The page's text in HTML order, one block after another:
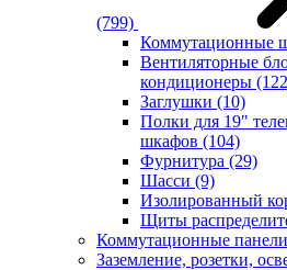
(799)
Коммутационные
Вентиляторные
кондиционеры
Заглушки (10)
Полки для 19"
шкафов (104)
Фурнитура (29)
Шасси (9)
Изолированный
Щиты
Коммутационные
Заземление, розетки,